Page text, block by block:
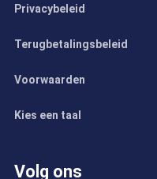
Privacybeleid
Terugbetalingsbeleid
Voorwaarden
Kies een taal
Volg ons